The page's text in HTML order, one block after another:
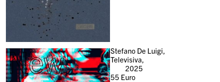
New
Stefano De Luigi,
Televisiva,
2025
55 Euro